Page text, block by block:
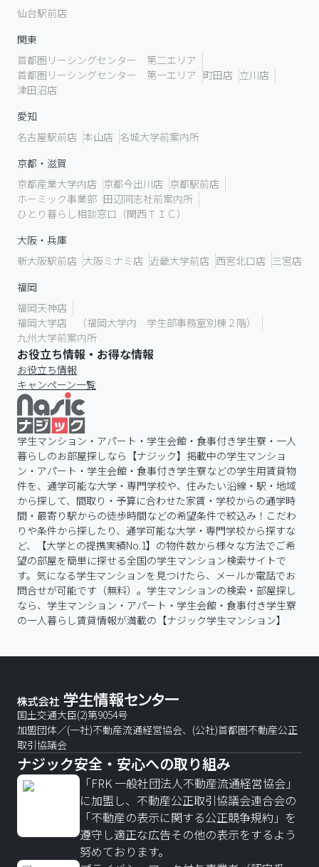
仙台駅前店
関東
首都圏リーシングセンター 第二エリア
首都圏リーシングセンター 第一エリア 町田店 立川店
津田沼店
愛知
名古屋駅前店 本山店 名城大学前案内所
京都・滋賀
京都産業大学内店 京都今出川店 京都駅前店
ホーミック事業部 田辺同志社前案内所
ひとり暮らし相談窓口（関西ＴＩＣ）
大阪・兵庫
新大阪駅前店 大阪ミナミ店 近畿大学前店 西宮北口店 三宮店
福岡
福岡天神店
福岡大学店 （福岡大学内 学生部事務室別棟２階）
九州大学前案内所
お役立ち情報・お得な情報
お役立ち情報
キャンペーン一覧
学生マンション・アパート・学生会館・食事付き学生寮・一人
暮らしのお部屋探しなら【ナジック】掲載中の学生マンショ
ン・アパート・学生会館・食事付き学生寮などの学生用賃貸物
件を、通学可能な大学・専門学校や、住みたい沿線・駅・地域
から探して、間取り・予算に合わせた家賃・学校からの通学時
間・最寄り駅からの徒歩時間などの希望条件で絞込み！こだわ
りや条件から探したり、通学可能な大学・専門学校から探すな
ど、【大学との提携実績No.1】の物件数から様々な方法でご希
望の部屋を簡単に探せる全国の学生マンション検索サイトで
す。気になる学生マンションを見つけたら、メールか電話でお
問合せが可能です（無料）。学生マンションの検索・部屋探し
なら、学生マンション・アパート・学生会館・食事付き学生寮
の一人暮らし賃貸情報が満載の【ナジック学生マンション】
国土交通大臣(2)第9054号
加盟団体／(一社)不動産流通経営協会、(公社)首都圏不動産公正
取引協議会
ナジック安全・安心への取り組み
「FRK 一般社団法人不動産流通経営協会」
に加盟し、不動産公正取引協議会連合会の
「不動産の表示に関する公正競争規約」を
遵守し適正な広告その他の表示をするよう
努めております。